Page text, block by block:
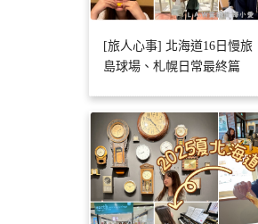
[旅人心事] 北海道16日慢旅
島球場、札幌日常最終篇